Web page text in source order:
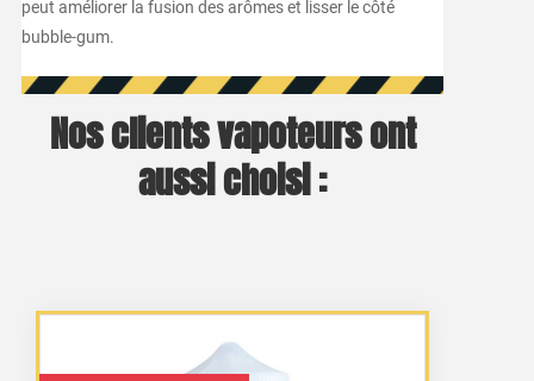
peut améliorer la fusion des arômes et lisser le côté
bubble-gum.
Nos clients vapoteurs ont
aussi choisi :